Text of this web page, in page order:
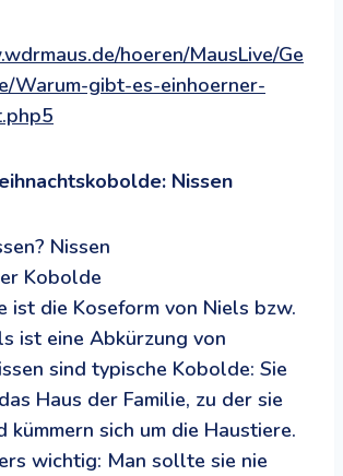
hoeren/MausLive/Ge
Warum-gibt-es-einhoerner-
Nissen
Nissen
Kobolde
ist die Koseform von Niels bzw.
ist eine Abkürzung von
sind typische Kobolde: Sie
Haus der Familie, zu der sie
kümmern sich um die Haustiere.
wichtig: Man sollte sie nie